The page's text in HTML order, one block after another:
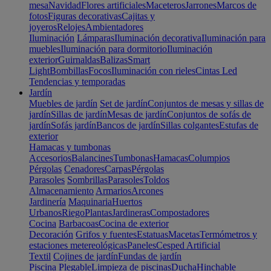
mesaNavidadFlores artificialesMaceterosJarronesMarcos de
fotosFiguras decorativasCajitas y
joyerosRelojesAmbientadores
Iluminación LámparasIluminación decorativaIluminación para
mueblesIluminación para dormitorioIluminación
exteriorGuirnaldasBalizasSmart
LightBombillasFocosIluminación con rielesCintas Led
Tendencias y temporadas
Jardín
Muebles de jardín Set de jardínConjuntos de mesas y sillas de
jardínSillas de jardínMesas de jardínConjuntos de sofás de
jardínSofás jardínBancos de jardínSillas colgantesEstufas de
exterior
Hamacas y tumbonas
AccesoriosBalancinesTumbonasHamacasColumpios
Pérgolas CenadoresCarpasPérgolas
Parasoles SombrillasParasolesToldos
Almacenamiento ArmariosArcones
Jardinería MaquinariaHuertos
UrbanosRiegoPlantasJardinerasCompostadores
Cocina BarbacoasCocina de exterior
Decoración Grifos y fuentesEstatuasMacetasTermómetros y
estaciones metereológicasPanelesCesped Artificial
Textil Cojines de jardínFundas de jardín
Piscina PlegableLimpieza de piscinasDuchaHinchable